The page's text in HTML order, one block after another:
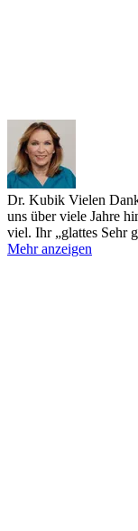
Dr. Kubik Vielen
uns über viele Jahre
viel. Ihr „glattes Sehr
Mehr anzeigen